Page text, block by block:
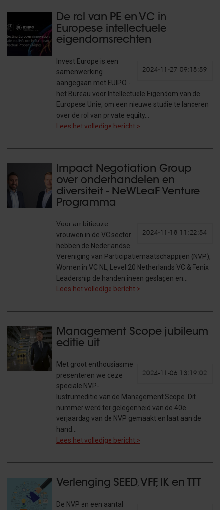
De rol van PE en VC in
Europese intellectuele
eigendomsrechten
2024-11-27 09:18:59
Invest Europe is een
samenwerking
aangegaan met EUIPO -
het Bureau voor Intellectuele Eigendom van de
Europese Unie, om een nieuwe studie te lanceren
over de rol van private equity…
Lees het volledige bericht >
Impact Negotiation Group
over onderhandelen en
diversiteit - NeWLeaF Venture
Programma
2024-11-18 11:22:54
Voor ambitieuze
vrouwen in de VC sector
hebben de Nederlandse
Vereniging van Participatiemaatschappijen (NVP),
Women in VC NL, Level 20 Netherlands VC & Fenix
Leadership de handen ineen geslagen en…
Lees het volledige bericht >
Management Scope jubileum
editie uit
2024-11-06 13:19:02
Met groot enthousiasme
presenteren we deze
speciale NVP-
lustrumeditie van de Management Scope. Dit
nummer werd ter gelegenheid van de 40e
verjaardag van de NVP gemaakt en laat aan de
hand…
Lees het volledige bericht >
Verlenging SEED, VFF, IK en TTT
De NVP en een aantal